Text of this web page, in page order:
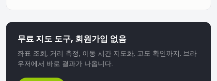
무료 지도 도구, 회원가입 없음
좌표 조회, 거리 측정, 이동 시간 지도화, 고도 확인까지. 브라
우저에서 바로 결과가 나옵니다.